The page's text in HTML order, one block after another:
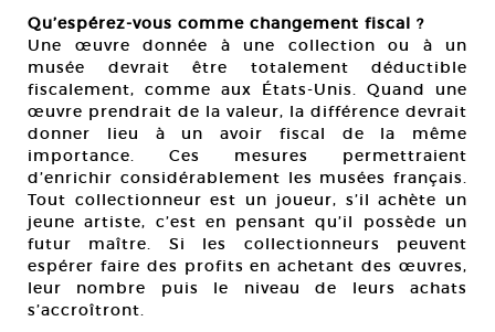
Qu’espérez-vous comme changement fiscal ?
Une œuvre donnée à une collection ou à un
musée devrait être totalement déductible
fiscalement, comme aux États-Unis. Quand une
œuvre prendrait de la valeur, la différence devrait
donner lieu à un avoir fiscal de la même
importance. Ces mesures permettraient
d’enrichir considérablement les musées français.
Tout collectionneur est un joueur, s’il achète un
jeune artiste, c’est en pensant qu’il possède un
futur maître. Si les collectionneurs peuvent
espérer faire des profits en achetant des œuvres,
leur nombre puis le niveau de leurs achats
s’accroîtront.